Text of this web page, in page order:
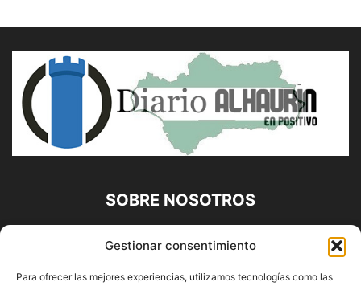
Gestionar consentimiento
Para ofrecer las mejores experiencias, utilizamos tecnologías como las
SOBRE NOSOTROS
Diario Alhaurín (www.alhaurindelatorre.com) Propiedad de
Francisco E. López López | 639 95 71 95 | Noticias de
Alhaurín de la Torre, Málaga y Provincia|